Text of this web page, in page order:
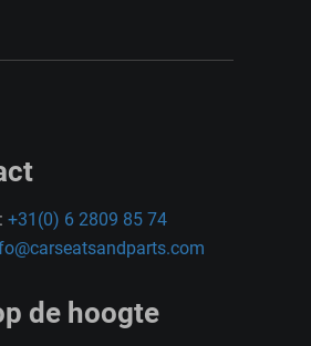
+31(0) 6 2809 85 74
de hoogte